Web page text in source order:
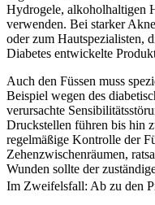
Hydrogele, alkoholhaltigen
verwenden. Bei starker
oder zum Hautspezialisten,
Diabetes entwickelte
Auch den Füssen muss
Beispiel wegen des
verursachte
Druckstellen führen bis hin
regelmäßige Kontrolle der
Zehenzwischenräumen,
Wunden sollte der
Im Zweifelsfall: Ab zu den